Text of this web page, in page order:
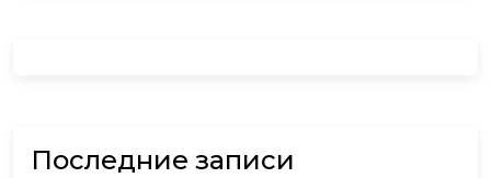
Последние записи